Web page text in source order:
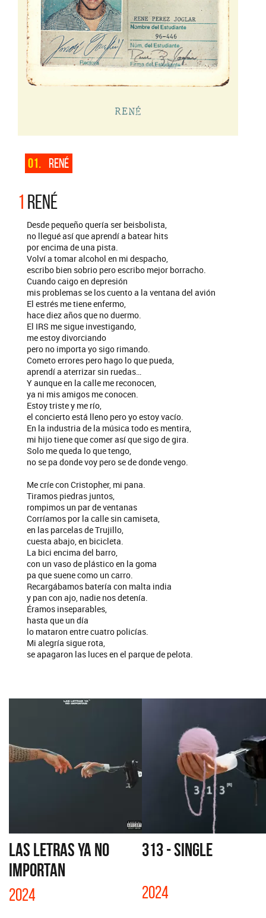
01. RENÉ
1 RENÉ
Desde pequeño quería ser beisbolista,
no llegué así que aprendí a batear hits
por encima de una pista.
Volví a tomar alcohol en mi despacho,
escribo bien sobrio pero escribo mejor borracho.
Cuando caigo en depresión
mis problemas se los cuento a la ventana del avión
El estrés me tiene enfermo,
hace diez años que no duermo.
El IRS me sigue investigando,
me estoy divorciando
pero no importa yo sigo rimando.
Cometo errores pero hago lo que pueda,
aprendí a aterrizar sin ruedas…
Y aunque en la calle me reconocen,
ya ni mis amigos me conocen.
Estoy triste y me río,
el concierto está lleno pero yo estoy vacío.
En la industria de la música todo es mentira,
mi hijo tiene que comer así que sigo de gira.
Solo me queda lo que tengo,
no se pa donde voy pero se de donde vengo.
Me críe con Cristopher, mi pana.
Tiramos piedras juntos,
rompimos un par de ventanas
Corríamos por la calle sin camiseta,
en las parcelas de Trujillo,
cuesta abajo, en bicicleta.
La bici encima del barro,
con un vaso de plástico en la goma
pa que suene como un carro.
Recargábamos batería con malta india
y pan con ajo, nadie nos detenía.
Éramos inseparables,
hasta que un día
lo mataron entre cuatro policías.
Mi alegría sigue rota,
se apagaron las luces en el parque de pelota.
LAS LETRAS YA NO
IMPORTAN
2024
313 - SINGLE
2024